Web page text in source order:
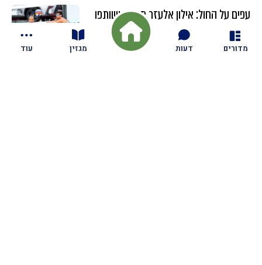
מדורים דעות מגזין עוד
עפים על החול: אילון אלעזר מגזית ושותפו
מתחרים בטורנירים ברחבי העולם עם
השחקנים הבכירים